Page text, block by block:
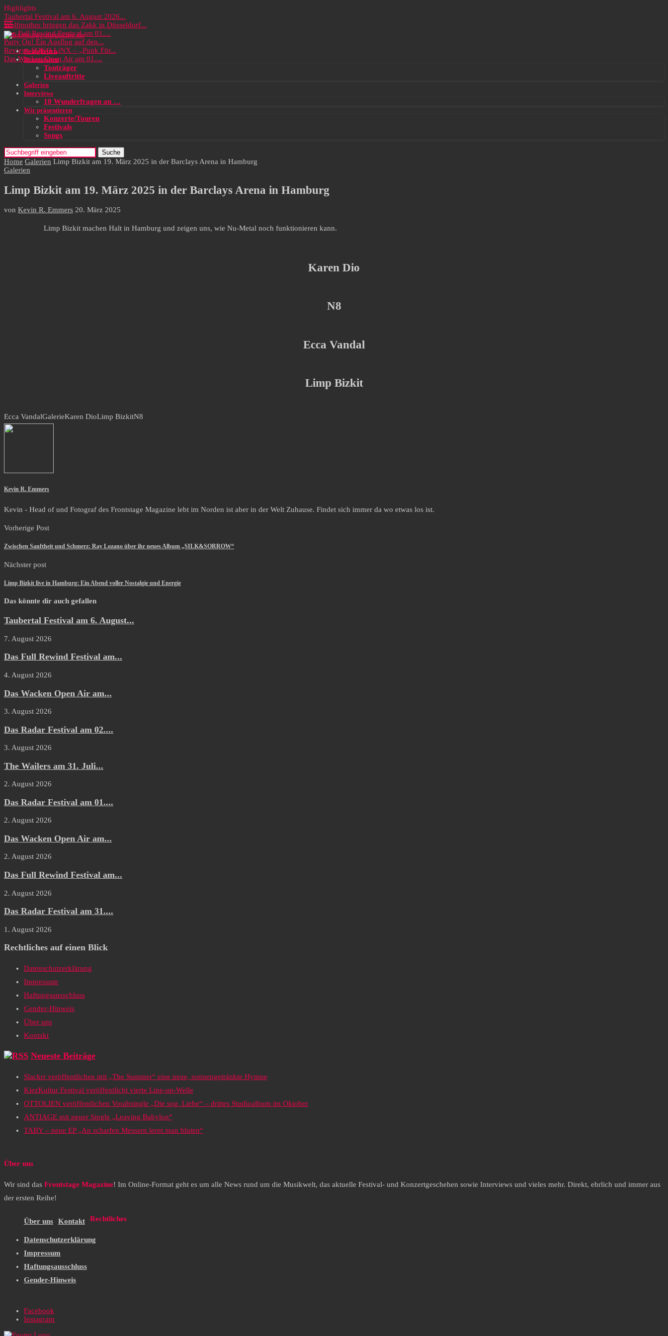
Highlights
Taubertal Festival am 6. August 2026...
Wolfmother bringen das Zakk in Düsseldorf...
Das Full Rewind Festival am 01....
Party On! Ein Ausflug auf den...
Review: SOKO LiNX – „Punk Für...
Das Wacken Open Air am 01....
Neuigkeiten
Rezensionen
Tonträger
Liveauftritte
Galerien
Interviews
10 Wunderfragen an …
Wir präsentieren
Konzerte/Touren
Festivals
Songs
Suche
Home Galerien Limp Bizkit am 19. März 2025 in der Barclays Arena in Hamburg
Galerien
Limp Bizkit am 19. März 2025 in der Barclays Arena in Hamburg
von Kevin R. Emmers 20. März 2025
Limp Bizkit machen Halt in Hamburg und zeigen uns, wie Nu-Metal noch funktionieren kann.
Karen Dio
N8
Ecca Vandal
Limp Bizkit
Ecca VandalGalerieKaren DioLimp BizkitN8
Kevin R. Emmers
Kevin - Head of und Fotograf des Frontstage Magazine lebt im Norden ist aber in der Welt Zuhause. Findet sich immer da wo etwas los ist.
Vorherige Post
Zwischen Sanftheit und Schmerz: Ray Lozano über ihr neues Album „SILK&SORROW“
Nächster post
Limp Bizkit live in Hamburg: Ein Abend voller Nostalgie und Energie
Das könnte dir auch gefallen
Taubertal Festival am 6. August...
7. August 2026
Das Full Rewind Festival am...
4. August 2026
Das Wacken Open Air am...
3. August 2026
Das Radar Festival am 02....
3. August 2026
The Wailers am 31. Juli...
2. August 2026
Das Radar Festival am 01....
2. August 2026
Das Wacken Open Air am...
2. August 2026
Das Full Rewind Festival am...
2. August 2026
Das Radar Festival am 31....
1. August 2026
Rechtliches auf einen Blick
Datenschutzerklärung
Impressum
Haftungsausschluss
Gender-Hinweis
Über uns
Kontakt
Neueste Beiträge
Slackrr veröffentlichen mit „The Summer“ eine neue, sonnengetränkte Hymne
KiezKultur Festival veröffentlicht vierte Line-up-Welle
OTTOLIEN veröffentlichen Vorabsingle „Die sog. Liebe“ – drittes Studioalbum im Oktober
ANTIAGE mit neuer Single „Leaving Babylon“
TABY – neue EP „An scharfen Messern lernt man bluten“
Über uns
Wir sind das Frontstage Magazine! Im Online-Format geht es um alle News rund um die Musikwelt, das aktuelle Festival- und Konzertgeschehen sowie Interviews und vieles mehr. Direkt, ehrlich und immer aus
der ersten Reihe!
Über uns Kontakt Rechtliches
Datenschutzerklärung
Impressum
Haftungsausschluss
Gender-Hinweis
Facebook
Instagram